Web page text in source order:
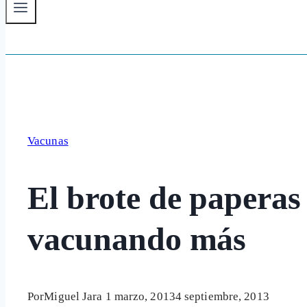
Vacunas
El brote de
vacunando más
PorMiguel Jara 1 marzo, 20134 septiembre, 2013